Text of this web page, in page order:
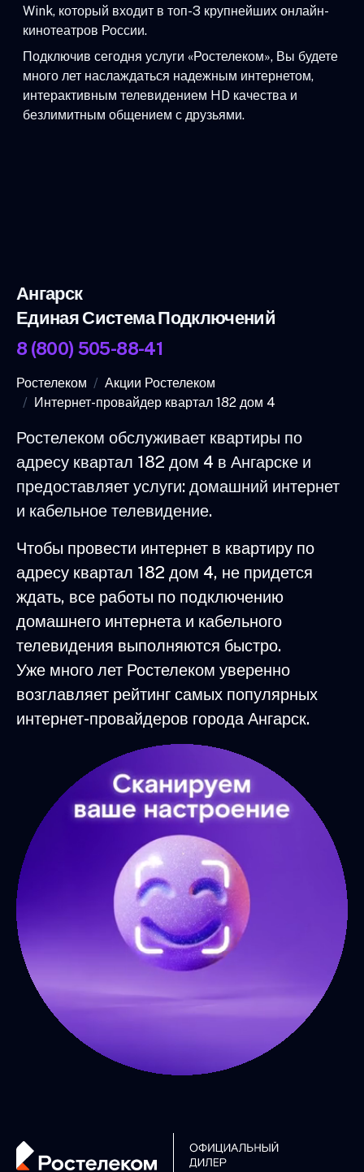
Wink, который входит в топ-3 крупнейших онлайн-
кинотеатров России.
Подключив сегодня услуги «Ростелеком», Вы будете
много лет наслаждаться надежным интернетом,
интерактивным телевидением HD качества и
безлимитным общением с друзьями.
Ангарск
Единая Система Подключений
8 (800) 505-88-41
Ростелеком
Акции Ростелеком
Интернет-провайдер квартал 182 дом 4
Ростелеком обслуживает квартиры по
адресу квартал 182 дом 4 в Ангарске и
предоставляет услуги: домашний интернет
и кабельное телевидение.
Чтобы провести интернет в квартиру по
адресу квартал 182 дом 4, не придется
ждать, все работы по подключению
домашнего интернета и кабельного
телевидения выполняются быстро.
Уже много лет Ростелеком уверенно
возглавляет рейтинг самых популярных
интернет-провайдеров города Ангарск.